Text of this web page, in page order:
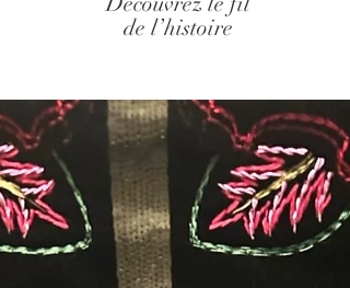
de l’histoire